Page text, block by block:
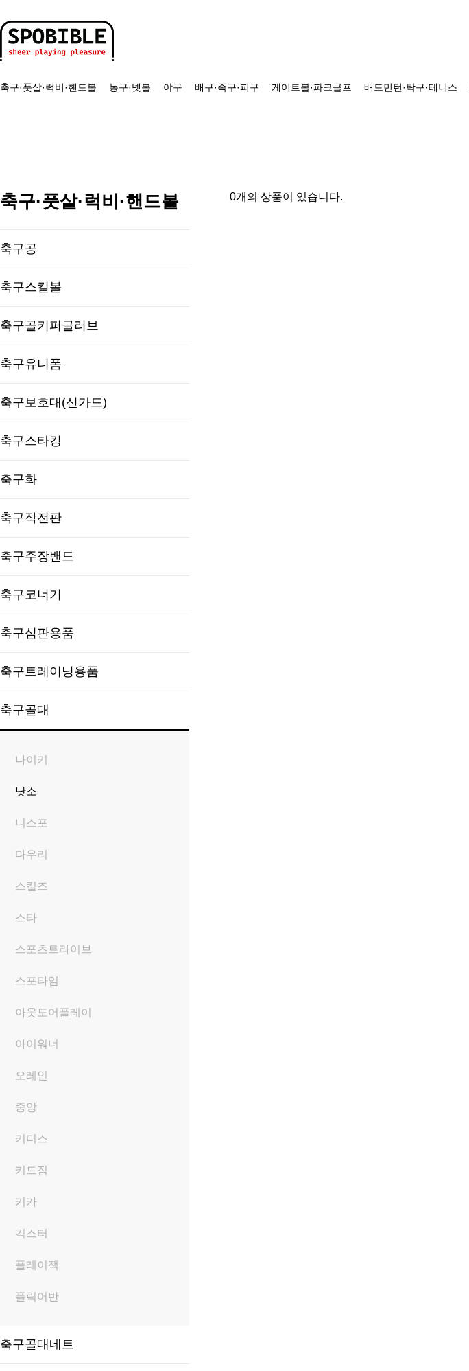
축구·풋살·럭비·핸드볼 농구·넷볼 야구 배구·족구·피구 게이트볼·파크골프 배드민턴·탁구·테니스
축구·풋살·럭비·핸드볼
축구공
축구스킬볼
축구골키퍼글러브
축구유니폼
축구보호대(신가드)
축구스타킹
축구화
축구작전판
축구주장밴드
축구코너기
축구심판용품
축구트레이닝용품
축구골대
나이키
낫소
니스포
다우리
스킬즈
스타
스포츠트라이브
스포타임
아웃도어플레이
아이워너
오레인
중앙
키더스
키드짐
키카
킥스터
플레이잭
플릭어반
축구골대네트
0개의 상품이 있습니다.